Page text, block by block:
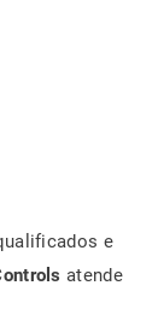
e
atende